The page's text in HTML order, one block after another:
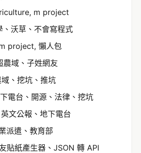
m project
沃草、不會寫程式
project, 懶人包
農域、子姓網友
、挖坑、推坑
電台、開源、法律、挖坑
文公報、地下電台
派遣、教育部
貼紙產生器、JSON 轉 API